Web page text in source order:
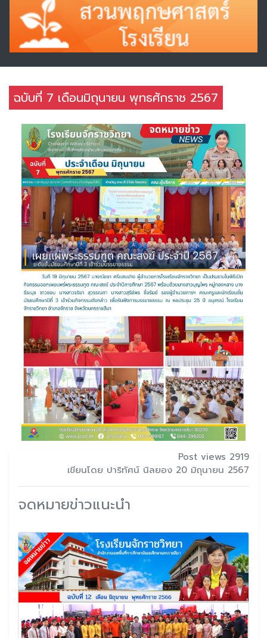
ฉบับที่ 7 เดือนมิถุนายน พุทธศักราช 2567
Post views 2919
เขียนโดย ปาริทัศน์ นิลยอง 20 มิถุนายน 2567
จดหมายข่าวแนะนำ